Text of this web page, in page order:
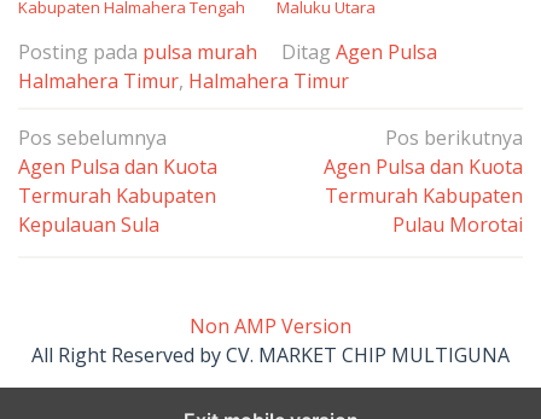
Kabupaten Halmahera Tengah
Maluku Utara
Posting pada pulsa murah Ditag Agen Pulsa
Halmahera Timur, Halmahera Timur
Navigasi
pos
Pos sebelumnya
Agen Pulsa dan Kuota
Termurah Kabupaten
Kepulauan Sula
Pos berikutnya
Agen Pulsa dan Kuota
Termurah Kabupaten
Pulau Morotai
Non AMP Version
All Right Reserved by CV. MARKET CHIP MULTIGUNA